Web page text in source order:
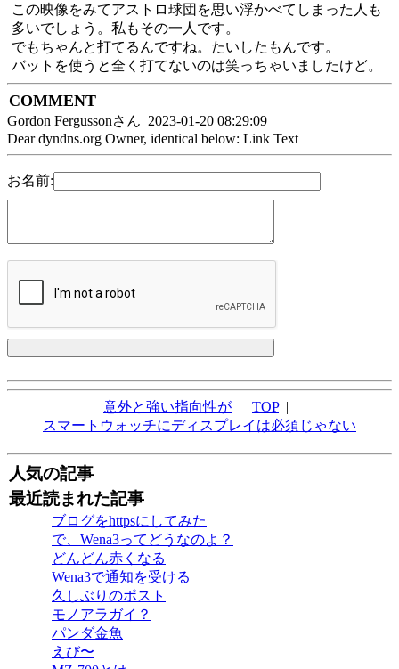
この映像をみてアストロ球団を思い浮かべてしまった人も
多いでしょう。私もその一人です。
でもちゃんと打てるんですね。たいしたもんです。
バットを使うと全く打てないのは笑っちゃいましたけど。
COMMENT
Gordon Fergussonさん 2023-01-20 08:29:09
Dear dyndns.org Owner, identical below: Link Text
お名前:
意外と強い指向性が | TOP|
スマートウォッチにディスプレイは必須じゃない
人気の記事
最近読まれた記事
ブログをhttpsにしてみた
で、Wena3ってどうなのよ？
どんどん赤くなる
Wena3で通知を受ける
久しぶりのポスト
モノアラガイ？
パンダ金魚
えび〜